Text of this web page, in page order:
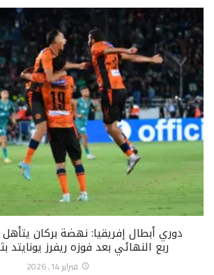
دوري أبطال إفريقيا: نهضة بركان
ربع النهائي بعد فوزه ريفرز يونايتد
فبراير 14, 2026